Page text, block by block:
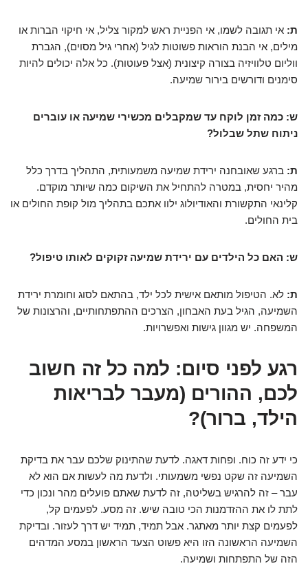
ת: אי תגובה לשמו, אי הפניית ראש למקור צליל, אי חיקוי הברות או
מילים, אי הבנת הוראות פשוטות לגיל (אחרי גיל מסוים), הגברת
ווליום טלוויזיה בצורה קיצונית (אצל פעוטות). כל אלה יכולים להיות
סימנים ודורשים בירור שמיעה.
ש: כמה זמן לוקח עד שמקבלים מכשירי שמיעה או עוברים
ניתוח שתל שבלול?
ת: ברגע שאובחנה ירידת שמיעה משמעותית, התהליך בדרך כלל
מהיר יחסית, במטרה להתחיל את השיקום כמה שיותר מוקדם.
קלינאי התקשורת והאודיולוג ילוו אתכם בתהליך מול קופת החולים או
בית החולים.
ש: האם כל הילדים עם ירידת שמיעה זקוקים לאותו טיפול?
ת: לא. הטיפול מותאם אישית לכל ילד, בהתאם לסוג וחומרת ירידת
השמיעה, הגיל בעת האבחון, הצרכים ההתפתחותיים, והרצונות של
המשפחה. יש מגוון גישות ואפשרויות.
רגע לפני סיום: למה כל זה חשוב
לכם, ההורים (מעבר לבריאות
הילד, ברור)?
כי ידע זה כוח. ופחות דאגה. לדעת שהתינוק שלכם עבר את בדיקת
השמיעה זה שקט נפשי משמעותי. ולדעת מה לעשות אם הוא לא
עבר – זה להרגיש בשליטה, זה לדעת שאתם פועלים מהר ונכון כדי
לתת לו את ההזדמנות הכי טובה שיש. זה מסע. לפעמים קל,
לפעמים קצת יותר מאתגר. אבל תמיד, תמיד יש דרך לעזור. ובדיקת
השמיעה הראשונה הזו היא פשוט הצעד הראשון במסע המדהים
הזה של התפתחות ושמיעה.